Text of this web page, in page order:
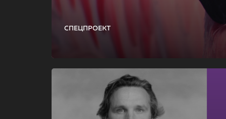
СПЕЦПРОЕКТ